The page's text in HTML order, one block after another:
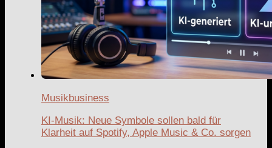
Musikbusiness
KI-Musik: Neue Symbole sollen bald für
Klarheit auf Spotify, Apple Music & Co. sorgen